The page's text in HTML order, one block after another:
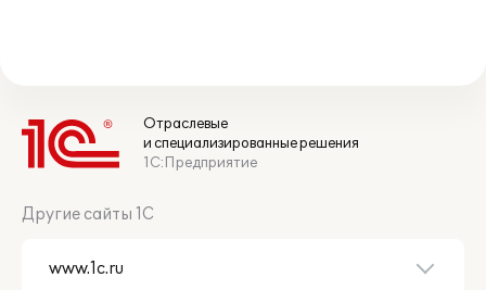
Отраслевые
и специализированные решения
1С:Предприятие
Другие сайты 1С